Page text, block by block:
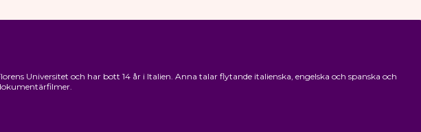
Universitet och har bott 14 år i Italien. Anna talar flytande italienska, engelska och spanska och